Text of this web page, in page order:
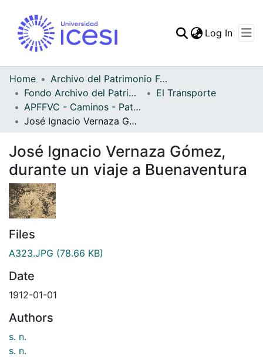
Statistics
Log In
Home
Archivo del Patrimonio Fotográfico y Fílmico del Valle del Cauca
Fondo Archivo del Patrimonio Fotográfico y Fílmico del Valle del Cauca
El Transporte
APFFVC - Caminos - Patrimonial
José Ignacio Vernaza Gómez, durante un viaje a Buenaventura
José Ignacio Vernaza Gómez,
durante un viaje a Buenaventura
Files
A323.JPG (78.66 KB)
Date
1912-01-01
Authors
s. n.
s. n.